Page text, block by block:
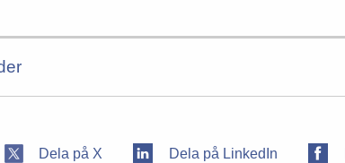
Dela på X Dela på LinkedIn